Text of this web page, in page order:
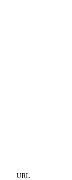
URL